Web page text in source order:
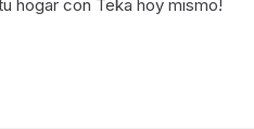
hogar con Teka hoy mismo!